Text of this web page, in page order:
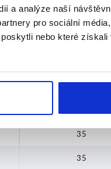
a analýze naší
pro sociální
nebo které získali
45
45
35
35